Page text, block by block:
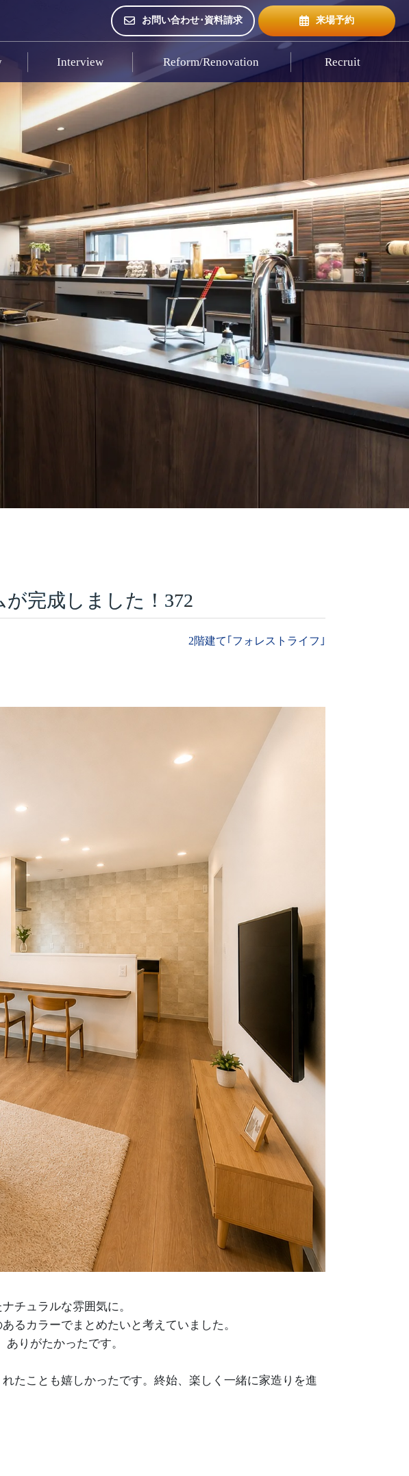
お問い合わせ･資料請求 来場予約
Interview Reform/Renovation Recruit
完成しました！372
2階建て｢フォレストライフ｣
チュラルな雰囲気に。
るカラーでまとめたいと考えていました。
りがたかったです。
たことも嬉しかったです。終始、楽しく一緒に家造りを進
来場予約